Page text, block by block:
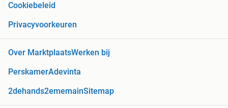
Cookiebeleid
Privacyvoorkeuren
Over MarktplaatsWerken bij
PerskamerAdevinta
2dehands2ememainSitemap